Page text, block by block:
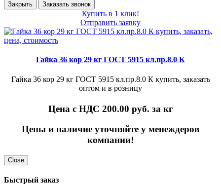
Закрыть Заказать звонок
Купить в 1 клик!
Отправить заявку
Гайка 36 кор 29 кг ГОСТ 5915 кл.пр.8.0 К
Гайка 36 кор 29 кг ГОСТ 5915 кл.пр.8.0 К купить, заказать
оптом и в розницу
Цена с НДС 200.00 руб. за кг
Цены и наличие уточняйте у менеждеров
компании!
Close
Быстрый заказ